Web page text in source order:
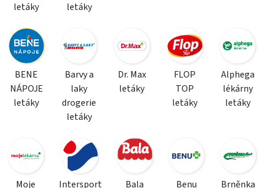
letáky
letáky
BENE
NÁPOJE
letáky
Barvy a
laky
drogerie
letáky
Dr. Max
letáky
FLOP
TOP
letáky
Alphega
lékárny
letáky
Moje
Intersport
Bala
Benu
Brněnka